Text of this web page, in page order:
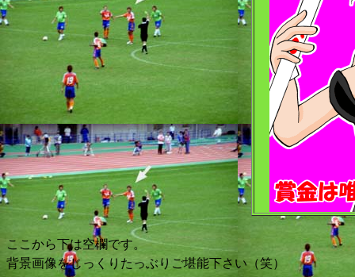
ここから下は空欄です。
背景画像をじっくりたっぶりご堪能下さい（笑）